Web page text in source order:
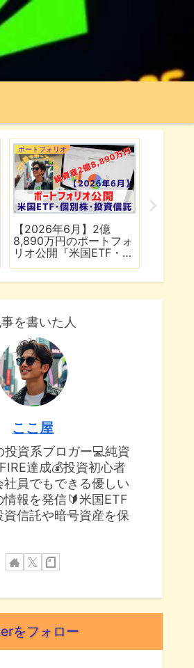
ポートフォリオ
【2026年6月】2億
8,890万円のポートフォ
リオ公開『米国ETF・個
を書いた人
ここ屋
投資系ブロガー💻純資
達成💰投資初心者
社員でもできる優しい
情報を発信🔰米国ETF
信託や暗号資産を保
をフォロー